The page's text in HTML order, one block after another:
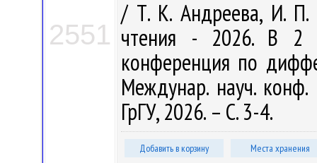
2551
/ Т. К. Андреева, И. П.
чтения - 2026. В 2
конференция по
Междунар. науч.
ГрГУ, 2026. – С. 3-4.
Добавить в корзину Места хранения